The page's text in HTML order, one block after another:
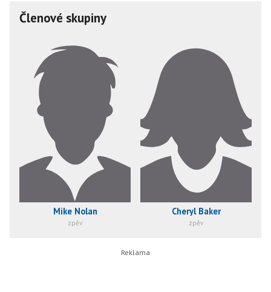
Členové skupiny
Mike Nolan
zpěv
Cheryl Baker
zpěv